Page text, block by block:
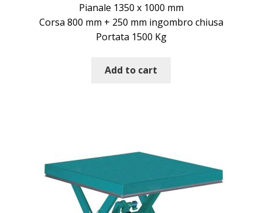
Pianale 1350 x 1000 mm
Corsa 800 mm + 250 mm ingombro chiusa
Portata 1500 Kg
Add to cart